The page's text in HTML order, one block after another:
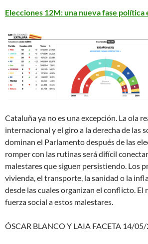
Elecciones 12M: una nueva fase política
Cataluña ya no es una excepción. La ola
internacional y el giro a la derecha de las
dominan el Parlamento después de las
romper con las rutinas será difícil
malestares que siguen persistiendo. Los
vivienda, el transporte, la sanidad o la
desde las cuales organizan el conflicto. El
fuerza social a estos malestares.
ÓSCAR BLANCO Y LAIA FACETA 14/